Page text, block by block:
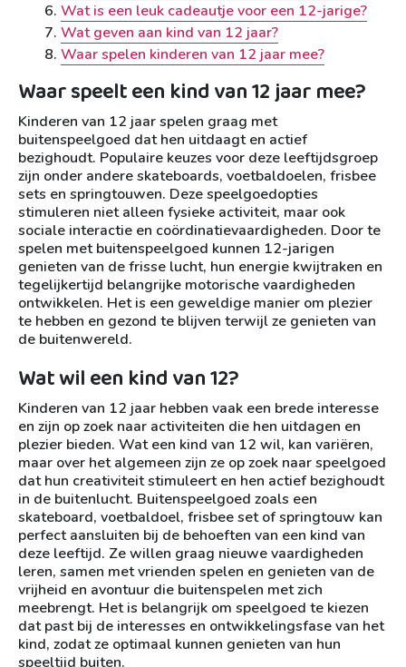
Wat is een leuk cadeautje voor een 12-jarige?
Wat geven aan kind van 12 jaar?
Waar spelen kinderen van 12 jaar mee?
Waar speelt een kind van 12 jaar mee?
Kinderen van 12 jaar spelen graag met
buitenspeelgoed dat hen uitdaagt en actief
bezighoudt. Populaire keuzes voor deze leeftijdsgroep
zijn onder andere skateboards, voetbaldoelen, frisbee
sets en springtouwen. Deze speelgoedopties
stimuleren niet alleen fysieke activiteit, maar ook
sociale interactie en coördinatievaardigheden. Door te
spelen met buitenspeelgoed kunnen 12-jarigen
genieten van de frisse lucht, hun energie kwijtraken en
tegelijkertijd belangrijke motorische vaardigheden
ontwikkelen. Het is een geweldige manier om plezier
te hebben en gezond te blijven terwijl ze genieten van
de buitenwereld.
Wat wil een kind van 12?
Kinderen van 12 jaar hebben vaak een brede interesse
en zijn op zoek naar activiteiten die hen uitdagen en
plezier bieden. Wat een kind van 12 wil, kan variëren,
maar over het algemeen zijn ze op zoek naar speelgoed
dat hun creativiteit stimuleert en hen actief bezighoudt
in de buitenlucht. Buitenspeelgoed zoals een
skateboard, voetbaldoel, frisbee set of springtouw kan
perfect aansluiten bij de behoeften van een kind van
deze leeftijd. Ze willen graag nieuwe vaardigheden
leren, samen met vrienden spelen en genieten van de
vrijheid en avontuur die buitenspelen met zich
meebrengt. Het is belangrijk om speelgoed te kiezen
dat past bij de interesses en ontwikkelingsfase van het
kind, zodat ze optimaal kunnen genieten van hun
speeltijd buiten.